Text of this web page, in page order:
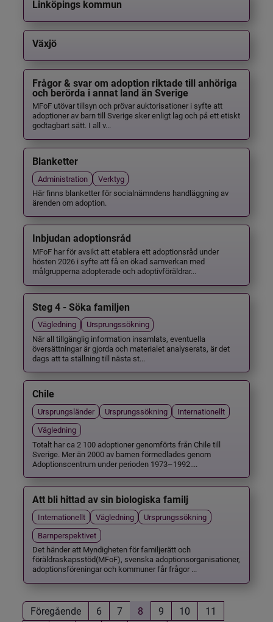
Linköpings kommun
Växjö
Frågor & svar om adoption riktade till anhöriga
och berörda i annat land än Sverige
MFoF utövar tillsyn och prövar auktorisationer i syfte att
adoptioner av barn till Sverige sker enligt lag och på ett etiskt
godtagbart sätt. I all v...
Blanketter
Administration
Verktyg
Här finns blanketter för socialnämndens handläggning av
ärenden om adoption.
Inbjudan adoptionsråd
MFoF har för avsikt att etablera ett adoptionsråd under
hösten 2026 i syfte att få en ökad samverkan med
målgrupperna adopterade och adoptivföräldrar...
Steg 4 - Söka familjen
Vägledning
Ursprungssökning
När all tillgänglig information insamlats, eventuella
översättningar är gjorda och materialet analyserats, är det
dags att ta ställning till nästa st...
Chile
Ursprungsländer Ursprungssökning
Internationellt
Vägledning
Totalt har ca 2 100 adoptioner genomförts från Chile till
Sverige. Mer än 2000 av barnen förmedlades genom
Adoptionscentrum under perioden 1973–1992....
Att bli hittad av sin biologiska familj
Internationellt Vägledning
Ursprungssökning
Barnperspektivet
Det händer att Myndigheten för familjerätt och
föräldraskapsstöd(MFoF), svenska adoptionsorganisationer,
adoptionsföreningar och kommuner får frågor ...
Föregående 6 7 8 9 10
11